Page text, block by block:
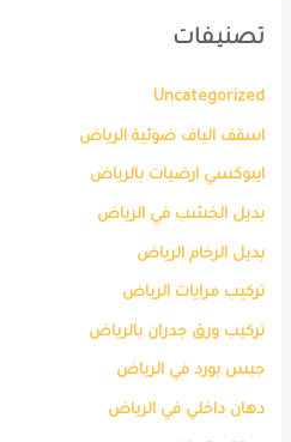
تصنيفات
Uncategorized
اسقف الياف ضوئية الرياض
ايبوكسي ارضيات بالرياض
بديل الخشب في الرياض
بديل الرخام الرياض
تركيب مرايات الرياض
تركيب ورق جدران بالرياض
جبس بورد في الرياض
دهان داخلي في الرياض